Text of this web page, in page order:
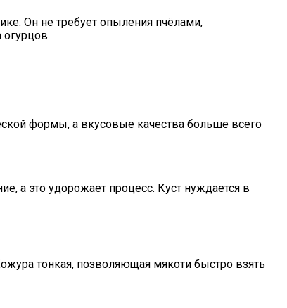
Он не требует опыления пчёлами,
формы, а вкусовые качества больше всего
а это удорожает процесс. Куст нуждается в
тонкая, позволяющая мякоти быстро взять